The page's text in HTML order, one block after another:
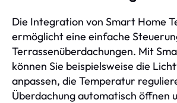
Die Integration von Smart Home
ermöglicht eine einfache
Terrassenüberdachungen. Mit
können Sie beispielsweise die
anpassen, die Temperatur
Überdachung automatisch öffnen